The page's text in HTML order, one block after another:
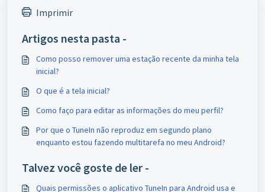
Imprimir
Artigos nesta pasta -
Como posso remover uma estação recente da minha tela
inicial?
O que é a tela inicial?
Como faço para editar as informações do meu perfil?
Por que o TuneIn não reproduz em segundo plano
enquanto estou fazendo multitarefa no meu Android?
Talvez você goste de ler -
Quais permissões o aplicativo TuneIn para Android usa e